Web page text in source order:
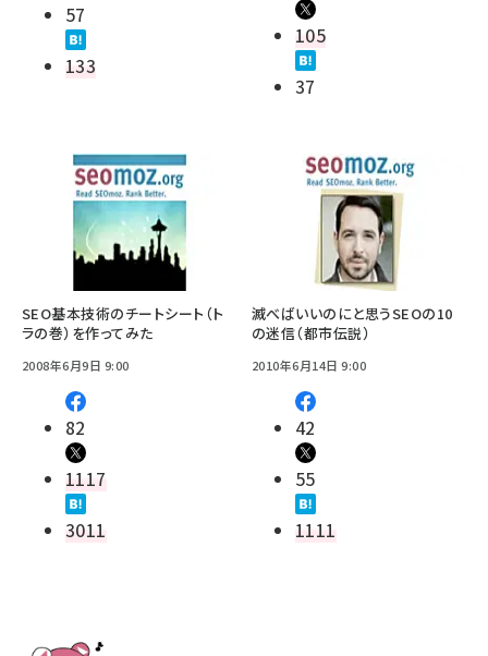
57
133
105
37
SEO基本技術のチートシート（ト
ラの巻）を作ってみた
2008年6月9日 9:00
82
1117
3011
滅べばいいのにと思うSEOの10
の迷信（都市伝説）
2010年6月14日 9:00
42
55
1111